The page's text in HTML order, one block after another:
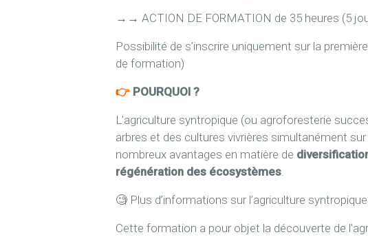
→ → ACTION DE FORMATION de 35 heures (5
Possibilité de s’inscrire uniquement sur la
de formation)
👉 POURQUOI ?
L’agriculture syntropique (ou agroforesterie
arbres et des cultures vivrières simultanément
nombreux avantages en matière de
régénération des écosystèmes
🧐 Plus d’informations sur l’agriculture
Cette formation a pour objet la découverte de